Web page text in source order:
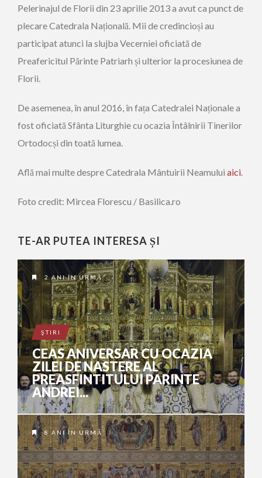
Pelerinajul de Florii din 23 aprilie 2013 a avut ca punct de
plecare Catedrala Națională. Mii de credincioși au
participat atunci la slujba Vecerniei oficiată de
Preafericitul Părinte Patriarh și ulterior la procesiunea de
Florii.
De asemenea, în anul 2016, în fața Catedralei Naționale a
fost oficiată Sfânta Liturghie cu ocazia Întâlnirii Tinerilor
Ortodocși din toată lumea.
Află mai multe despre Catedrala Mântuirii Neamului aici.
Foto credit: Mircea Florescu / Basilica.ro
TE-AR PUTEA INTERESA ȘI
2 ANI ÎN URMĂ
ŞTIRI
CEAS ANIVERSAR CU OCAZIA
ZILEI DE NASTERE AL
PREASFINTITULUI PARINTE
ANDREI...
8 ANI ÎN URMĂ